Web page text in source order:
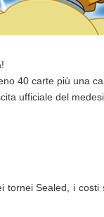
40 carte più una
ufficiale del
Sealed, i